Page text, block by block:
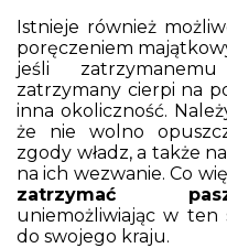
Istnieje również
poręczeniem
jeśli
zatrzymany cierpi na
inna okoliczność.
że nie wolno
zgody władz, a także
na ich wezwanie. Co
zatrzymać
uniemożliwiając w ten
do swojego kraju.